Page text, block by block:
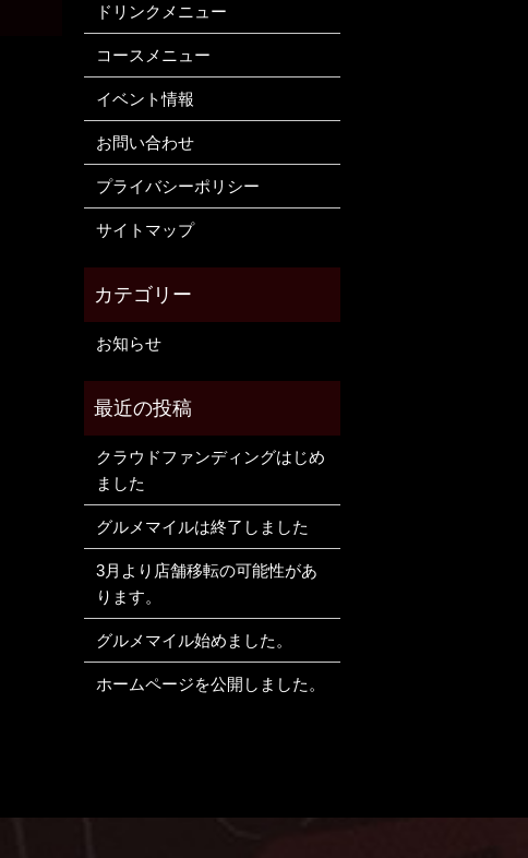
ドリンクメニュー
コースメニュー
イベント情報
お問い合わせ
プライバシーポリシー
サイトマップ
お知らせ
クラウドファンディングはじめ
ました
グルメマイルは終了しました
3月より店舗移転の可能性があ
ります。
グルメマイル始めました。
ホームページを公開しました。